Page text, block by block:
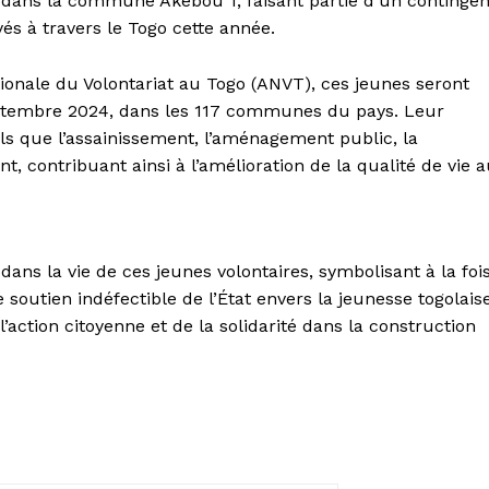
à travers le Togo cette année.
du Volontariat au Togo (ANVT), ces jeunes seront
2024, dans les 117 communes du pays. Leur
l’assainissement, l’aménagement public, la
contribuant ainsi à l’amélioration de la qualité de vie
la vie de ces jeunes volontaires, symbolisant à la fois
indéfectible de l’État envers la jeunesse
citoyenne et de la solidarité dans la construction